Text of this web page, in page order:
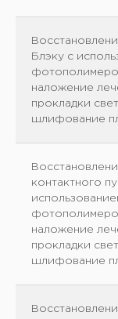
Блэку с
наложение
прокладки
шлифование
контактного
наложение
прокладки
шлифование